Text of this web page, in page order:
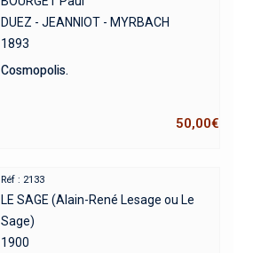
DUEZ - JEANNIOT - MYRBACH
1893
Cosmopolis.
50,00€
Réf : 2133
LE SAGE (Alain-René Lesage ou Le
Sage)
1900